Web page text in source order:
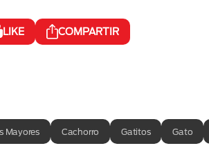
LIKE COMPARTIR
Mayores Cachorro Gatitos Gato